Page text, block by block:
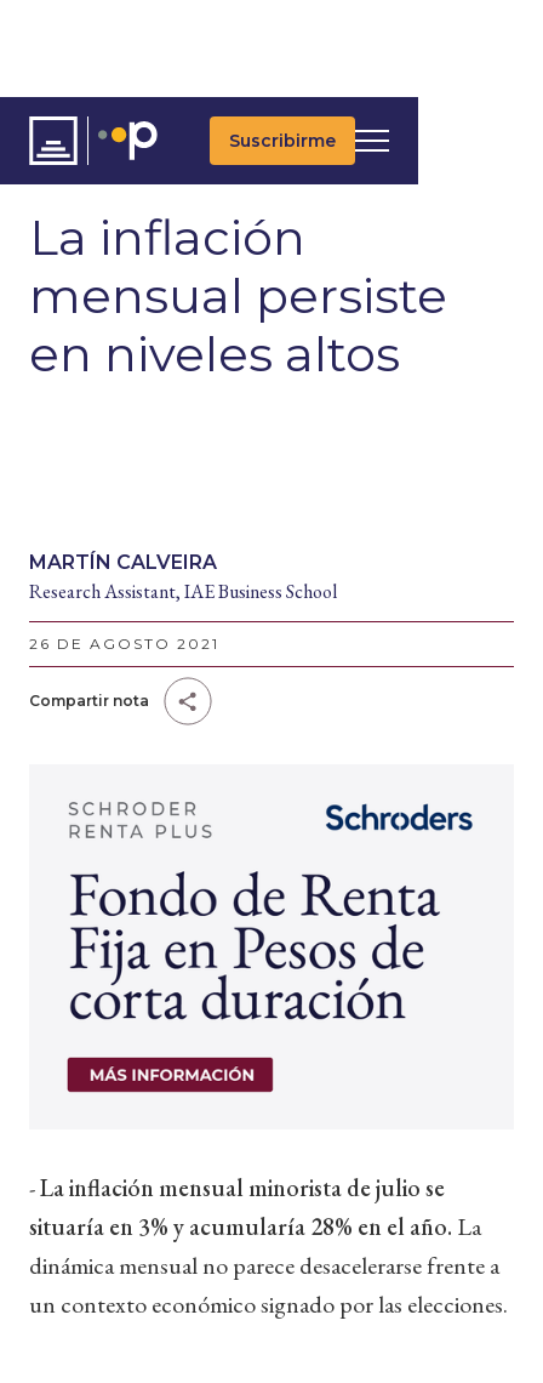
Suscribirme
ARTÍCULOS
La inflación
mensual persiste
en niveles altos
MARTÍN CALVEIRA
Research Assistant, IAE Business School
26 DE AGOSTO 2021
Compartir nota
-La inflación mensual minorista de julio se
situaría en 3% y acumularía 28% en el año. La
dinámica mensual no parece desacelerarse frente a
un contexto económico signado por las elecciones.